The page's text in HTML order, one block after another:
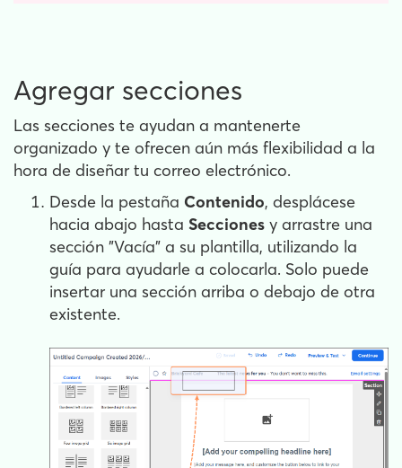
Agregar secciones
Las secciones te ayudan a mantenerte
organizado y te ofrecen aún más flexibilidad a la
hora de diseñar tu correo electrónico.
Desde la pestaña Contenido, desplácese
hacia abajo hasta Secciones y arrastre una
sección "Vacía" a su plantilla, utilizando la
guía para ayudarle a colocarla. Solo puede
insertar una sección arriba o debajo de otra
existente.